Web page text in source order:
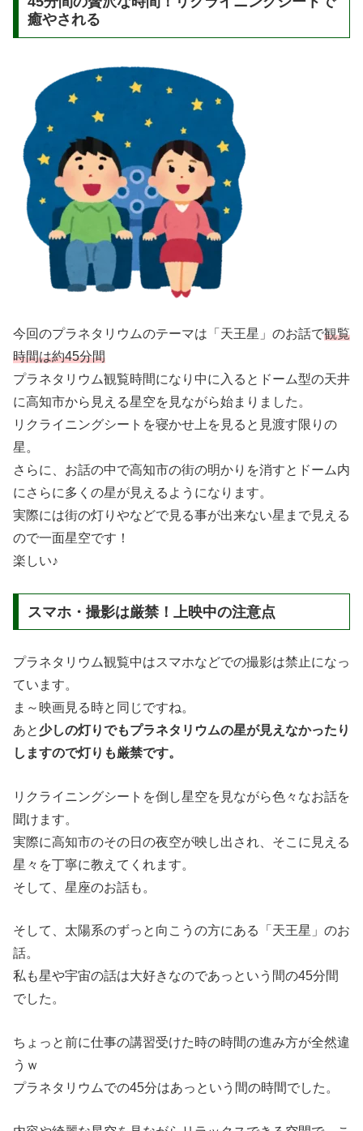
癒やされる
今回のプラネタリウムのテーマは「天王星」のお話で観覧
時間は約45分間
プラネタリウム観覧時間になり中に入るとドーム型の天井
に高知市から見える星空を見ながら始まりました。
リクライニングシートを寝かせ上を見ると見渡す限りの
星。
さらに、お話の中で高知市の街の明かりを消すとドーム内
にさらに多くの星が見えるようになります。
実際には街の灯りやなどで見る事が出来ない星まで見える
ので一面星空です！
楽しい♪
スマホ・撮影は厳禁！上映中の注意点
プラネタリウム観覧中はスマホなどでの撮影は禁止になっ
ています。
ま～映画見る時と同じですね。
あと 少しの灯りでもプラネタリウムの星が見えなかったり
しますので灯りも厳禁です。
リクライニングシートを倒し星空を見ながら色々なお話を
聞けます。
実際に高知市のその日の夜空が映し出され、そこに見える
星々を丁寧に教えてくれます。
そして、星座のお話も。
そして、太陽系のずっと向こうの方にある「天王星」のお
話。
私も星や宇宙の話は大好きなのであっという間の45分間
でした。
ちょっと前に仕事の講習受けた時の時間の進み方が全然違
うｗ
プラネタリウムでの45分はあっという間の時間でした。